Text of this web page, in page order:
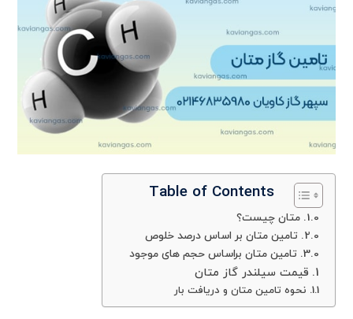
Table of Contents
متان چیست؟
تامین متان بر اساس درصد خلوص
تامین متان براساس حجم های موجود
قیمت سیلندر گاز متان
نحوه تامین متان و دریافت بار